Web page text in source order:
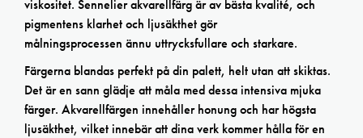
viskositet. Sennelier akvarellfärg är av bästa kvalité, och
pigmentens klarhet och ljusäkthet gör
målningsprocessen ännu uttrycksfullare och starkare.
Färgerna blandas perfekt på din palett, helt utan att skiktas.
Det är en sann glädje att måla med dessa intensiva mjuka
färger. Akvarellfärgen innehåller honung och har högsta
ljusäkthet, vilket innebär att dina verk kommer hålla för en